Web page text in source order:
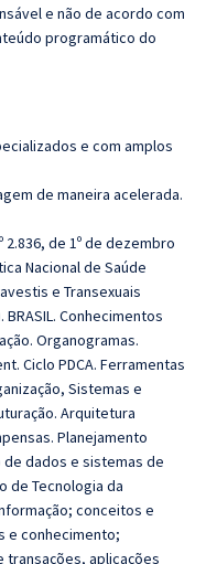
e não de acordo com
programático do
e com amplos
de maneira acelerada.
2.836, de 1º de dezembro
Nacional de Saúde
e Transexuais
Conhecimentos
Organogramas.
Ciclo PDCA. Ferramentas
Sistemas e
Arquitetura
Planejamento
dados e sistemas de
de Tecnologia da
conceitos e
e conhecimento;
aplicações